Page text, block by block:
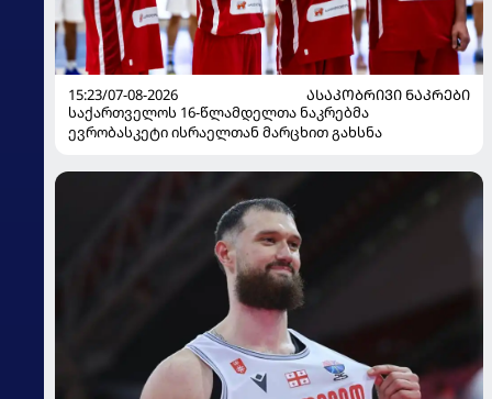
15:23/07-08-2026
ᲐᲡᲐᲙᲝᲑᲠᲘᲕᲘ ᲜᲐᲙᲠᲔᲑᲘ
საქართველოს 16-წლამდელთა ნაკრებმა
ევრობასკეტი ისრაელთან მარცხით გახსნა